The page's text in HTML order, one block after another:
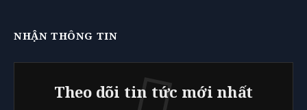
NHẬN THÔNG TIN
Theo dõi tin tức mới nhất